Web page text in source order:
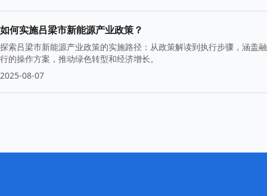
如何实施吕梁市新能源产业政策？
探索吕梁市新能源产业政策的实施路径：从政策解读到执行步骤，涵盖
行的操作方案，推动绿色转型和经济增长。
2025-08-07